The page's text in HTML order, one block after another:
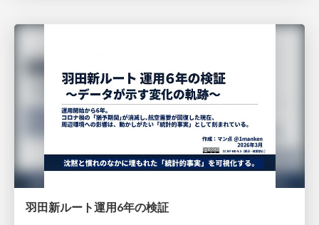
羽田新ルート運用6年の検証